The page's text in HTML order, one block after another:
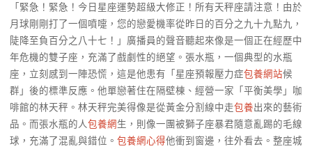
「緊急！緊急！今日星座運勢超級大修正！所有天秤座請注意！由於
月球剛剛打了一個噴嚏，您的戀愛機率從昨日的百分之九十九點九，
陡降至負百分之八十七！」廣播員的聲音聽起來像是一個正在經歷中
年危機的雙子座，充滿了戲劇性的絕望。張水瓶，一個典型的水瓶
座，立刻感到一陣恐慌，這是他患有「星座預報壓力症包養網站候
群」後的標準反應。他單戀著住在隔壁棟、經營一家「平衡美學」咖
啡館的林天秤。林天秤完美得像是從黃金分割線中走包養出來的藝術
品。而張水瓶的人包養網生，則像一團被獅子座暴君隨意亂踢的毛線
球，充滿了混亂與錯位。 包養網心得他衝到窗邊，往外看去。整座城